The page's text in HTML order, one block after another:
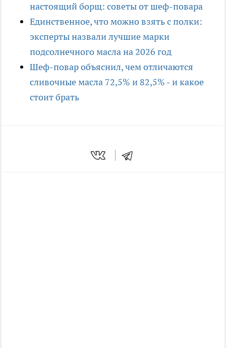
настоящий борщ: советы от шеф-повара
Единственное, что можно взять с полки:
эксперты назвали лучшие марки
подсолнечного масла на 2026 год
Шеф-повар объяснил, чем отличаются
сливочные масла 72,5% и 82,5% - и какое
стоит брать